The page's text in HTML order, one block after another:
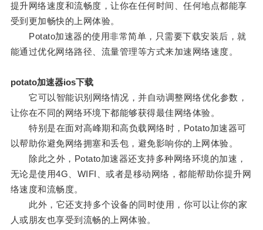
提升网络速度和流畅度，让你在任何时间、任何地点都能享
受到更加畅快的上网体验。
Potato加速器的使用非常简单，只需要下载安装后，就
能通过优化网络路径、流量管理等方式来加速网络速度。
potato加速器ios下载
它可以智能识别网络情况，并自动调整网络优化参数，
让你在不同的网络环境下都能够获得最佳网络体验。
特别是在面对高峰期和高负载网络时，Potato加速器可
以帮助你避免网络拥塞和丢包，避免影响你的上网体验。
除此之外，Potato加速器还支持多种网络环境的加速，
无论是使用4G、WIFI、或者是移动网络，都能帮助你提升网
络速度和流畅度。
此外，它还支持多个设备的同时使用，你可以让你的家
人或朋友也享受到流畅的上网体验。